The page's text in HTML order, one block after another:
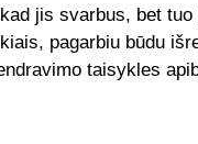
jis svarbus, bet tuo
pagarbiu būdu
taisykles